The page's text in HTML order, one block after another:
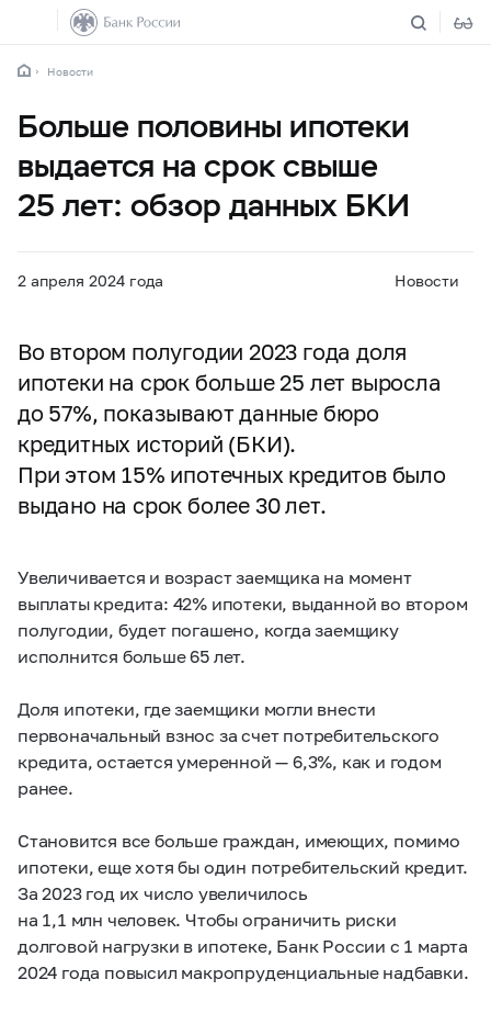
Новости
Больше половины ипотеки
выдается на срок свыше
25 лет: обзор данных БКИ
2 апреля 2024 года Новости
Во втором полугодии 2023 года доля
ипотеки на срок больше 25 лет выросла
до 57%, показывают данные бюро
кредитных историй (БКИ).
При этом 15% ипотечных кредитов было
выдано на срок более 30 лет.
Увеличивается и возраст заемщика на момент
выплаты кредита: 42% ипотеки, выданной во втором
полугодии, будет погашено, когда заемщику
исполнится больше 65 лет.
Доля ипотеки, где заемщики могли внести
первоначальный взнос за счет потребительского
кредита, остается умеренной — 6,3%, как и годом
ранее.
Становится все больше граждан, имеющих, помимо
ипотеки, еще хотя бы один потребительский кредит.
За 2023 год их число увеличилось
на 1,1 млн человек. Чтобы ограничить риски
долговой нагрузки в ипотеке, Банк России с 1 марта
2024 года повысил макропруденциальные надбавки.